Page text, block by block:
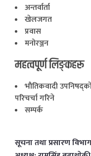
अन्तर्वार्ता
खेलजगत
प्रवास
मनोरञ्जन
महत्वपूर्ण लिङ्कहरू
भाैतिकवादी
परिचर्चा गरिने
सम्पर्क
सूचना तथा प्रसारण